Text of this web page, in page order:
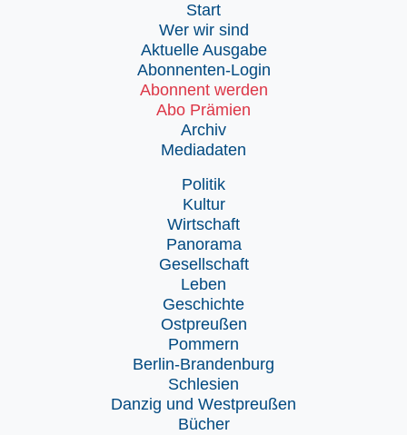
Start
Wer wir sind
Aktuelle Ausgabe
Abonnenten-Login
Abonnent werden
Abo Prämien
Archiv
Mediadaten
Politik
Kultur
Wirtschaft
Panorama
Gesellschaft
Leben
Geschichte
Ostpreußen
Pommern
Berlin-Brandenburg
Schlesien
Danzig und Westpreußen
Bücher